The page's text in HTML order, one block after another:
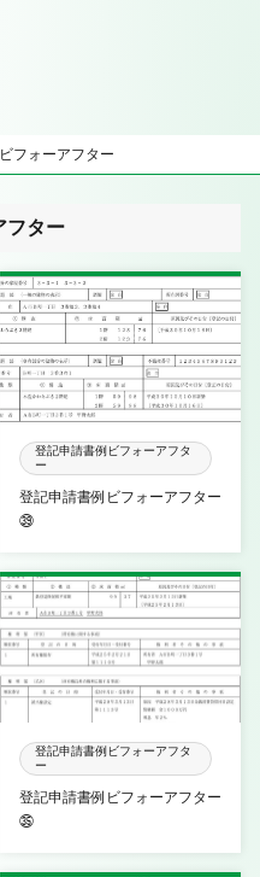
フォーアフター
フター
登記申請書例ビフォーアフタ
ー
登記申請書例ビフォーアフター
㊴
登記申請書例ビフォーアフタ
ー
登記申請書例ビフォーアフター
㉟